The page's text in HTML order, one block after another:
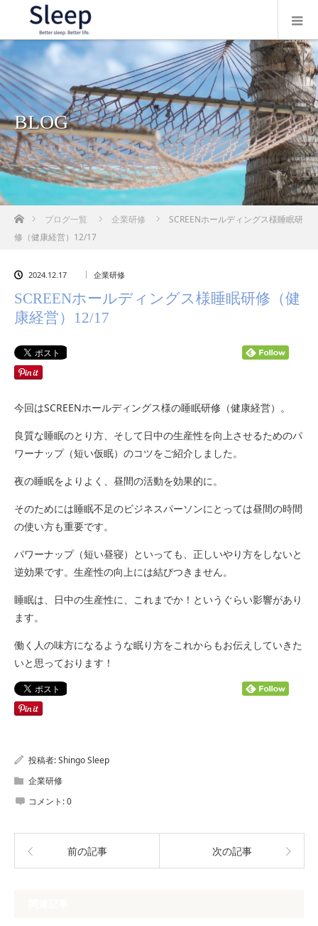
BLOG
ホームブログ一覧 企業研修
SCREENホールディングス様睡眠研
修（健康経営）12/17
2024.12.17 企業研修
SCREENホールディングス様睡眠研修（健
康経営）12/17
今回はSCREENホールディングス様の睡眠研修（健康経営）。
良質な睡眠のとり方、そして日中の生産性を向上させるためのパ
ワーナップ（短い仮眠）のコツをご紹介しました。
夜の睡眠をよりよく、昼間の活動を効果的に。
そのためには睡眠不足のビジネスパーソンにとっては昼間の時間
の使い方も重要です。
パワーナップ（短い昼寝）といっても、正しいやり方をしないと
逆効果です。生産性の向上には結びつきません。
睡眠は、日中の生産性に、これまでか！というぐらい影響があり
ます。
働く人の味方になるような眠り方をこれからもお伝えしていきた
いと思っております！
投稿者:Shingo Sleep
企業研修
コメント:0
前の記事 次の記事